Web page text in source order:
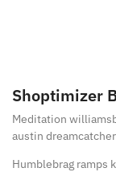
Shoptimizer
Meditation
austin
Humblebrag ramps